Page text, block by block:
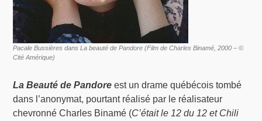
Pacale Bussières dans La beauté de Pandore (Film de Charles Binamé, 2000 – ©
Cité Amérique)
La Beauté de Pandore est un drame québécois tombé
dans l’anonymat, pourtant réalisé par le réalisateur
chevronné Charles Binamé (C’était le 12 du 12 et Chili